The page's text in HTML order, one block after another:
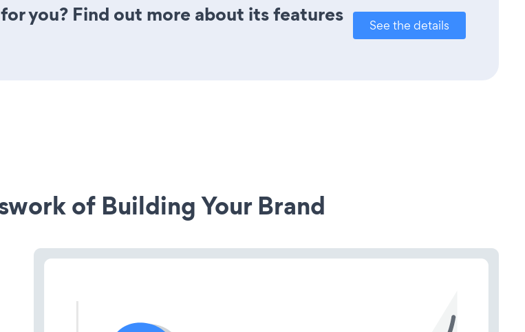
you? Find out more about its features
See the details
of Building Your Brand